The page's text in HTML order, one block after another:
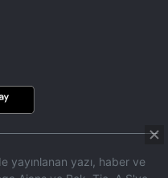
yayınlanan yazı, haber ve